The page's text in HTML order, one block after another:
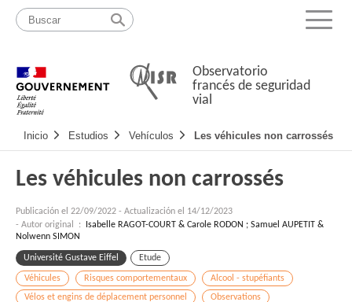
Pasar
contenido
Mapa
web
Menu
Observatorio
francés de seguridad
vial
Navigation
principale
Inicio Estudios Vehículos Les véhicules non carrossés
Les véhicules non carrossés
Publicación el 22/09/2022 - Actualización el 14/12/2023
- Autor original :
Isabelle RAGOT-COURT & Carole RODON ; Samuel AUPETIT &
Nolwenn SIMON
Université Gustave Eiffel Etude
Véhicules Risques comportementaux
Alcool - stupéfiants
Vélos et engins de déplacement personnel
Observations